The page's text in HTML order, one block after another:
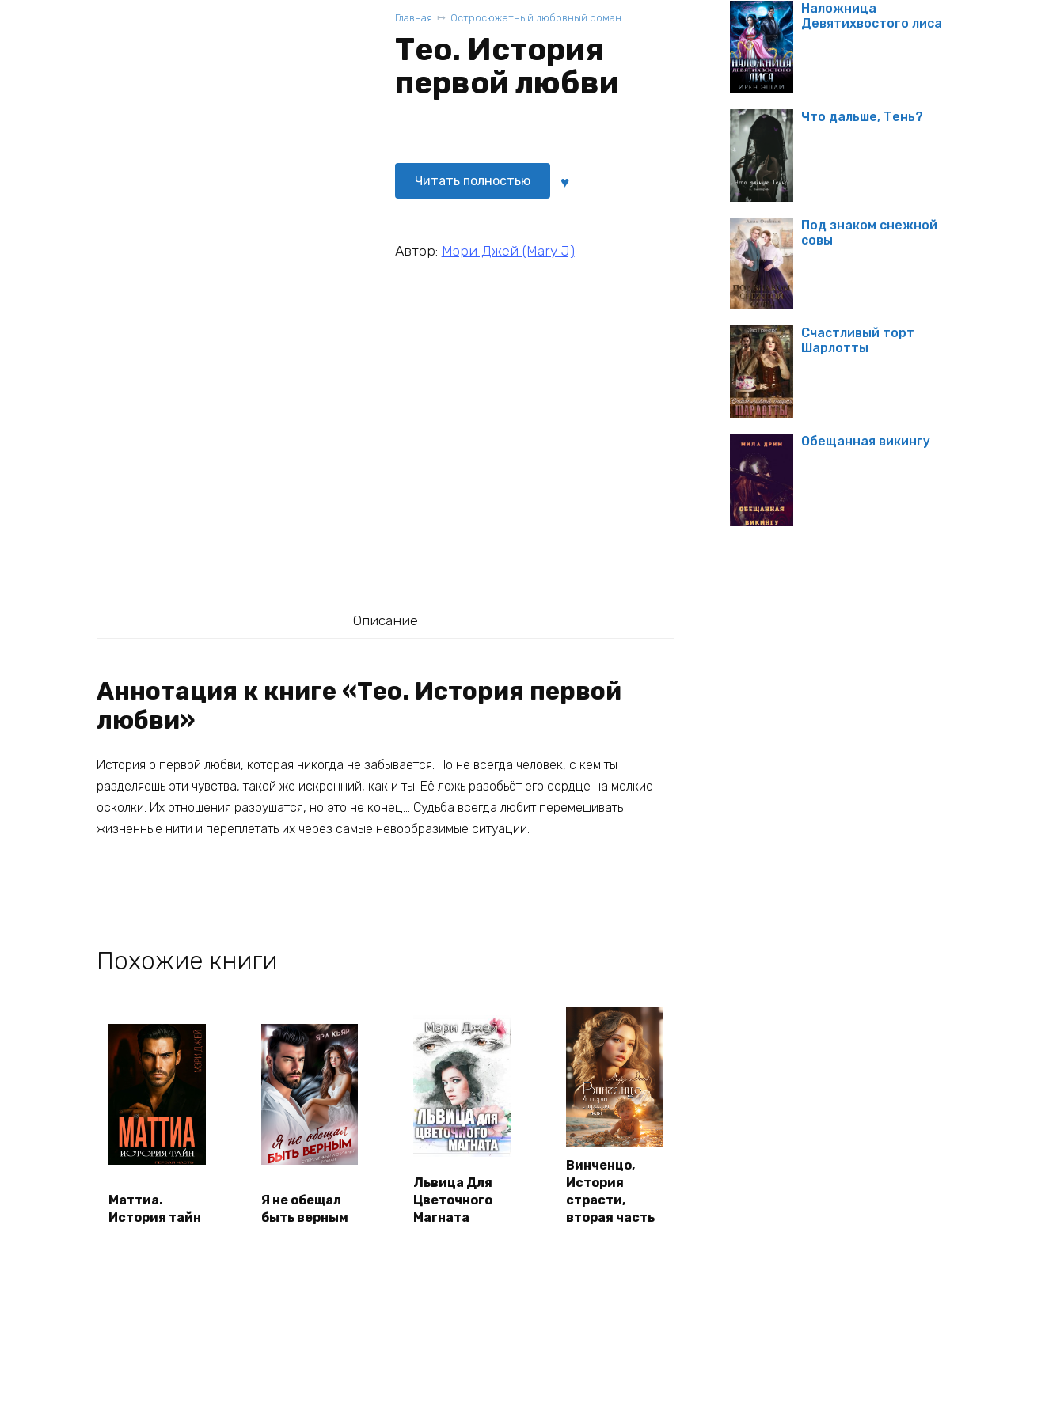
Главная Остросюжетный любовный роман
Тео. История
первой любви
Читать полностью
Автор: Мэри Джей (Mary J)
Описание
Аннотация к книге «Тео. История первой
любви»
История о первой любви, которая никогда не забывается. Но не всегда человек, с кем ты
разделяешь эти чувства, такой же искренний, как и ты. Её ложь разобьёт его сердце на мелкие
осколки. Их отношения разрушатся, но это не конец… Судьба всегда любит перемешивать
жизненные нити и переплетать их через самые невообразимые ситуации.
Похожие книги
Маттиа.
История тайн
Я не обещал
быть верным
Львица Для
Цветочного
Магната
Винченцо,
История
страсти,
вторая часть
Наложница
Девятихвостого лиса
Что дальше, Тень?
Под знаком снежной
совы
Счастливый торт
Шарлотты
Обещанная викингу